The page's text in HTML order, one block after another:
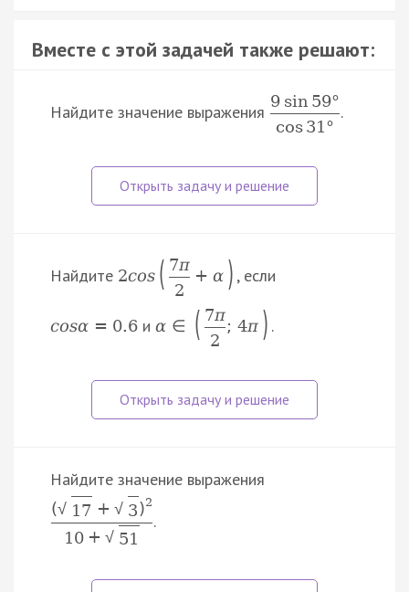
Вместе с этой задачей также решают:
Найдите значение выражения
9 sin 59°
cos31 °
.
Найдите 2cos ( 7π
2
+ α ) , если
cosα = 0.6 иα ∈ ( 7π
2
; 4π ) .
Найдите значение выражения
(√ 17 + √ 3)2
10 + √ 51
.